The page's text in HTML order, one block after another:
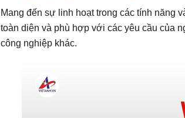
Mang đến sự linh hoạt trong các tính năng
toàn diện và phù hợp với các yêu cầu của
công nghiệp khác.